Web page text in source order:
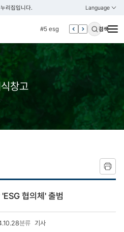
리집입니다. Language
열기
KOREAN
ENGLISH
#5 esg
#6 빈곤
#2 환경
검색
창고
협의체' 출범
분류 기사